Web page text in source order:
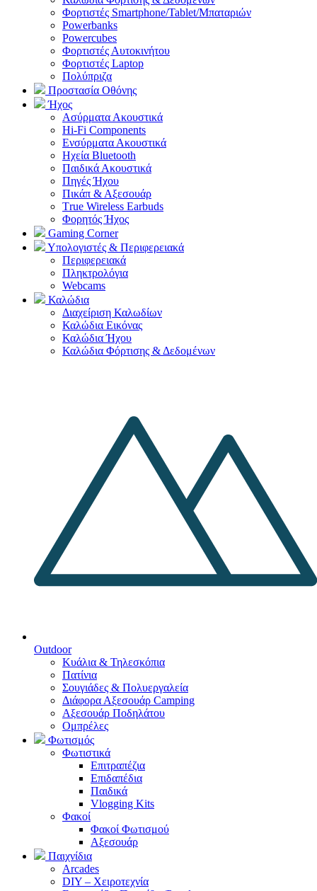
Φορτιστές Smartphone/Tablet/Μπαταριών
Powerbanks
Powercubes
Φορτιστές Αυτοκινήτου
Φορτιστές Laptop
Πολύπριζα
Προστασία Οθόνης
Ήχος
Ασύρματα Ακουστικά
Hi-Fi Components
Ενσύρματα Ακουστικά
Ηχεία Bluetooth
Παιδικά Ακουστικά
Πηγές Ήχου
Πικάπ & Αξεσουάρ
Τrue Wireless Earbuds
Φορητός Ήχος
Gaming Corner
Υπολογιστές & Περιφερειακά
Περιφερειακά
Πληκτρολόγια
Webcams
Καλώδια
Διαχείριση Καλωδίων
Καλώδια Εικόνας
Καλώδια Ήχου
Καλώδια Φόρτισης & Δεδομένων
Outdoor
Κυάλια & Τηλεσκόπια
Πατίνια
Σουγιάδες & Πολυεργαλεία
Διάφορα Αξεσουάρ Camping
Αξεσουάρ Ποδηλάτου
Ομπρέλες
Φωτισμός
Φωτιστικά
Επιτραπέζια
Επιδαπέδια
Παιδικά
Vlogging Kits
Φακοί
Φακοί Φωτισμού
Αξεσουάρ
Παιχνίδια
Arcades
DIY – Χειροτεχνία